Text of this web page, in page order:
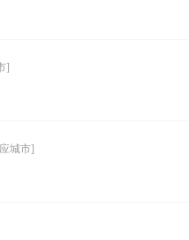
]
城市]